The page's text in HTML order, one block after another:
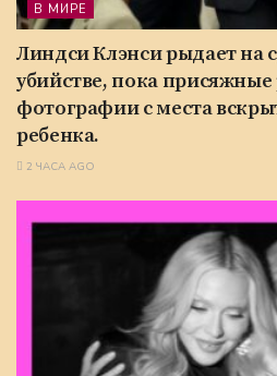
В МИРЕ
Линдси Клэнси рыдает на
убийстве, пока
фотографии с места
ребенка.
2 ЧАСА AGO